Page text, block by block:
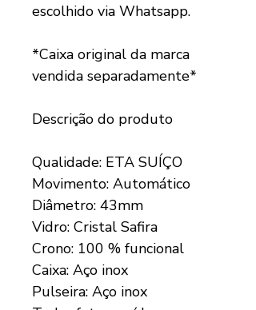
escolhido via Whatsapp.
*Caixa original da marca
vendida separadamente*
Descrição do produto
Qualidade: ETA SUÍÇO
Movimento: Automático
Diâmetro: 43mm
Vidro: Cristal Safira
Crono: 100 % funcional
Caixa: Aço inox
Pulseira: Aço inox